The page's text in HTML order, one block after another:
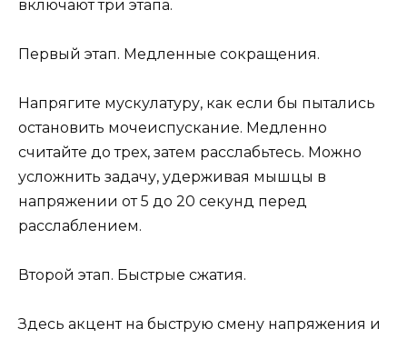
включают три этапа.
Первый этап. Медленные сокращения.
Напрягите мускулатуру, как если бы пытались
остановить мочеиспускание. Медленно
считайте до трех, затем расслабьтесь. Можно
усложнить задачу, удерживая мышцы в
напряжении от 5 до 20 секунд перед
расслаблением.
Второй этап. Быстрые сжатия.
Здесь акцент на быструю смену напряжения и